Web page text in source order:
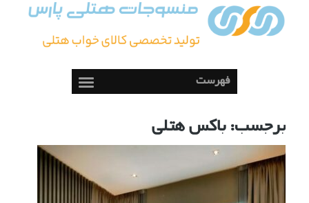
فهرست
برجسب:باکس هتلی